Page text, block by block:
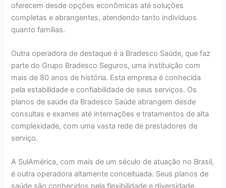
oferecem desde opções econômicas até soluções
completas e abrangentes, atendendo tanto indivíduos
quanto famílias.
Outra operadora de destaque é a Bradesco Saúde, que faz
parte do Grupo Bradesco Seguros, uma instituição com
mais de 80 anos de história. Esta empresa é conhecida
pela estabilidade e confiabilidade de seus serviços. Os
planos de saúde da Bradesco Saúde abrangem desde
consultas e exames até internações e tratamentos de alta
complexidade, com uma vasta rede de prestadores de
serviço.
A SulAmérica, com mais de um século de atuação no Brasil,
é outra operadora altamente conceituada. Seus planos de
saúde são conhecidos pela flexibilidade e diversidade,